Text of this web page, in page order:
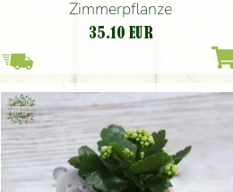
Zimmerpflanze
35.10 EUR